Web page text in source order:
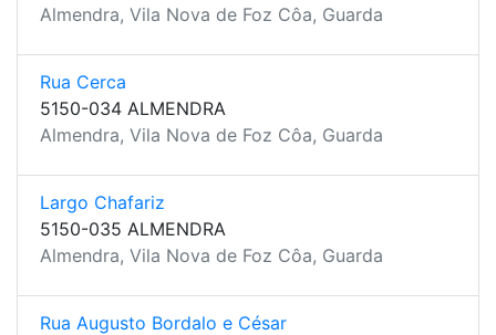
Almendra, Vila Nova de Foz Côa, Guarda
Rua Cerca
5150-034 ALMENDRA
Almendra, Vila Nova de Foz Côa, Guarda
Largo Chafariz
5150-035 ALMENDRA
Almendra, Vila Nova de Foz Côa, Guarda
Rua Augusto Bordalo e César